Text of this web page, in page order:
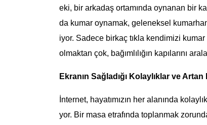
eki, bir arkadaş ortamında oynanan bir
da kumar oynamak, geleneksel
iyor. Sadece birkaç tıkla kendimizi
olmaktan çok, bağımlılığın kapılarını
Ekranın Sağladığı Kolaylıklar ve Artan
İnternet, hayatımızın her alanında
yor. Bir masa etrafında toplanmak